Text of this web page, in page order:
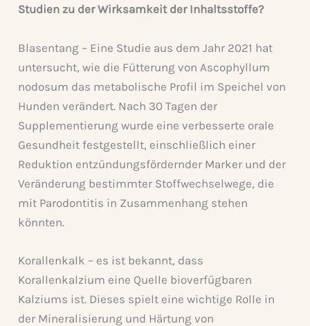
Studien zu der Wirksamkeit der Inhaltsstoffe?
Blasentang – Eine Studie aus dem Jahr 2021 hat
untersucht, wie die Fütterung von Ascophyllum
nodosum das metabolische Profil im Speichel von
Hunden verändert. Nach 30 Tagen der
Supplementierung wurde eine verbesserte orale
Gesundheit festgestellt, einschließlich einer
Reduktion entzündungsfördernder Marker und der
Veränderung bestimmter Stoffwechselwege, die
mit Parodontitis in Zusammenhang stehen
könnten.
Korallenkalk – es ist bekannt, dass
Korallenkalzium eine Quelle bioverfügbaren
Kalziums ist. Dieses spielt eine wichtige Rolle in
der Mineralisierung und Härtung von